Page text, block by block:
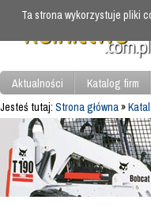
Aktualności Katalog firm
Jesteś tutaj: Strona główna»
Ta strona wykorzystuje pliki